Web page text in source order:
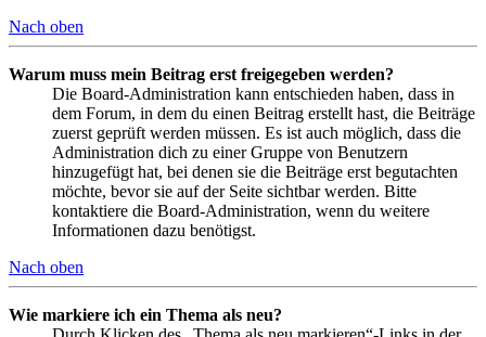
Nach oben
Warum muss mein Beitrag erst freigegeben werden?
Die Board-Administration kann entschieden haben, dass in
dem Forum, in dem du einen Beitrag erstellt hast, die Beiträge
zuerst geprüft werden müssen. Es ist auch möglich, dass die
Administration dich zu einer Gruppe von Benutzern
hinzugefügt hat, bei denen sie die Beiträge erst begutachten
möchte, bevor sie auf der Seite sichtbar werden. Bitte
kontaktiere die Board-Administration, wenn du weitere
Informationen dazu benötigst.
Nach oben
Wie markiere ich ein Thema als neu?